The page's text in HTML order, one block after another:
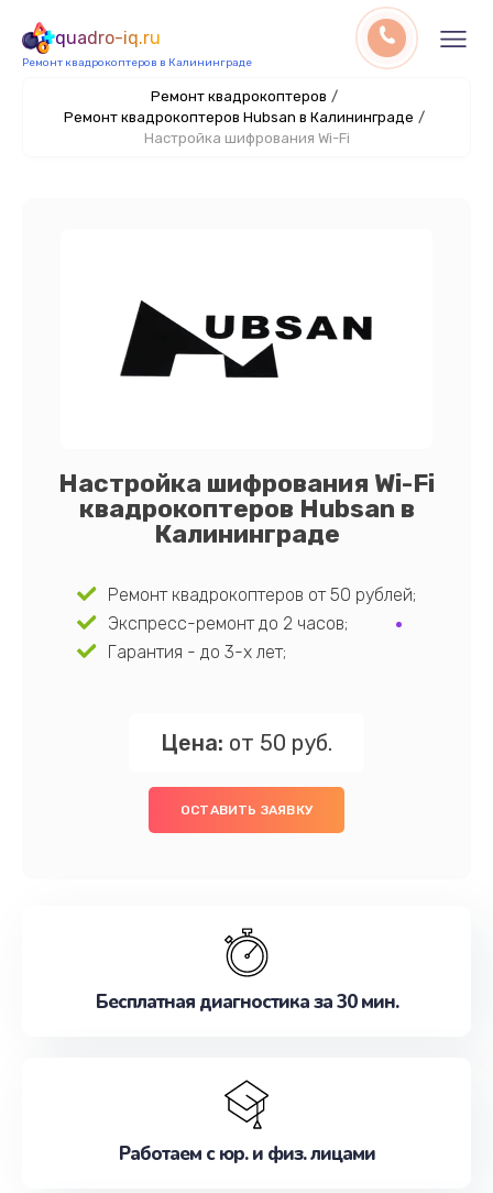
quadro-iq.ru
Ремонт квадрокоптеров в Калининграде
Ремонт квадрокоптеров /
Ремонт квадрокоптеров Hubsan в Калининграде /
Настройка шифрования Wi-Fi
Настройка шифрования Wi-Fi
квадрокоптеров Hubsan в
Калининграде
Ремонт квадрокоптеров от 50 рублей;
Экспресс-ремонт до 2 часов;
Гарантия - до 3-х лет;
Цена: от 50 руб.
ОСТАВИТЬ ЗАЯВКУ
Бесплатная диагностика за 30 мин.
Работаем с юр. и физ. лицами